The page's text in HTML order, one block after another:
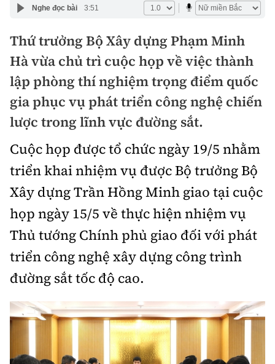
Thời sự
Chính trị
Xã hội
Chuyện dọc đường
Cải chính
Xây dựng
Chỉ đạo điều hành
Quy hoạch kiến trúc
Giám định chất lượng
Quản lý đô thị
Giao thông
Quản lý
Đường bộ
Hàng không
Đường sắt
Đăng kiểm
Đường sắt tốc độ cao
Hàng hải
Đường sắt đô thị
Kinh tế
Thị trường
Tài chính
Chứng khoán
Bảo hiểm
Doanh nghiệp
Pháp luật
An ninh hình sự
Điều tra
Pháp đình
Hỏi - Đáp
An toàn giao thông
Giao thông 24h
ATGT địa phương
Văn hóa giao thông
Lái xe an toàn
Chung tay vì ATGT
Chất lượng sống
Giáo dục
Y tế
Đời sống
Lao động - Công đoàn
Văn hóa - Giải Trí
Văn hóa
Showbiz
Điện ảnh
Thể thao
Bóng đá
Bình luận
Công nghệ
Nghe đọc bài 3:51
Thứ trưởng Bộ Xây dựng Phạm Minh
Hà vừa chủ trì cuộc họp về việc thành
lập phòng thí nghiệm trọng điểm quốc
gia phục vụ phát triển công nghệ chiến
lược trong lĩnh vực đường sắt.
Cuộc họp được tổ chức ngày 19/5 nhằm
triển khai nhiệm vụ được Bộ trưởng Bộ
Xây dựng Trần Hồng Minh giao tại cuộc
họp ngày 15/5 về thực hiện nhiệm vụ
Thủ tướng Chính phủ giao đối với phát
triển công nghệ xây dựng công trình
đường sắt tốc độ cao.